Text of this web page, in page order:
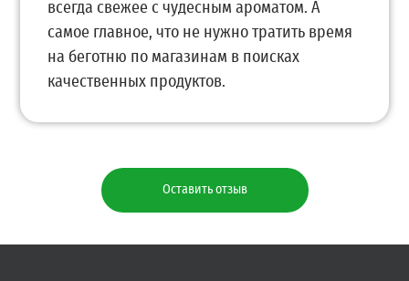
Оставить отзыв
всегда свежее с чудесным ароматом. А
самое главное, что не нужно тратить время
на беготню по магазинам в поисках
качественных продуктов.